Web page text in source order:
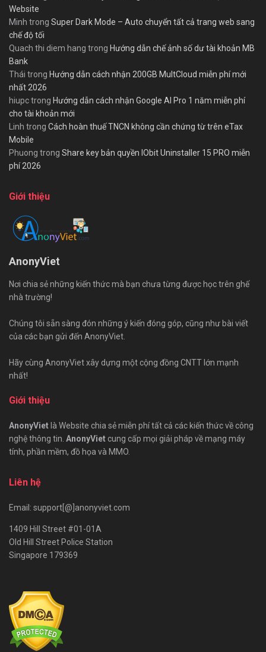
Website
Minh trong Super Dark Mode – Auto chuyển tất cả trang web sang
chế độ tối
Quach thi diem hang trong Hướng dẫn chế ảnh số dư tài khoản MB
Bank
Thái trong Hướng dẫn cách nhận 200GB MultCloud miễn phí mới
nhất 2026
hiupctrong Hướng dẫn cách nhận Google AI Pro 1 năm miễn phí
cho tài khoản mới
Linh trong Cách hoàn thuế TNCN không cần chứng từ trên eTax
Mobile
Phuong trong Share key bản quyền IObit Uninstaller 15 PRO miễn
phí 2026
Giới thiệu
AnonyViet
Nơi chia sẻ những kiến thức mà bạn chưa từng được học trên ghế
nhà trường!
Chúng tôi sẵn sàng đón những ý kiến đóng góp, cũng như bài viết
của các bạn gửi đến AnonyViet.
Hãy cùng AnonyViet xây dựng một cộng đồng CNTT lớn mạnh
nhất!
Giới thiệu
AnonyViet là Website chia sẻ miễn phí tất cả các kiến thức về công
nghệ thông tin. AnonyViet cung cấp mọi giải pháp về mạng máy
tính, phần mềm, đồ họa và MMO.
Liên hệ
Email: support[@]anonyviet.com
1409 Hill Street #01-01A
Old Hill Street Police Station
Singapore 179369